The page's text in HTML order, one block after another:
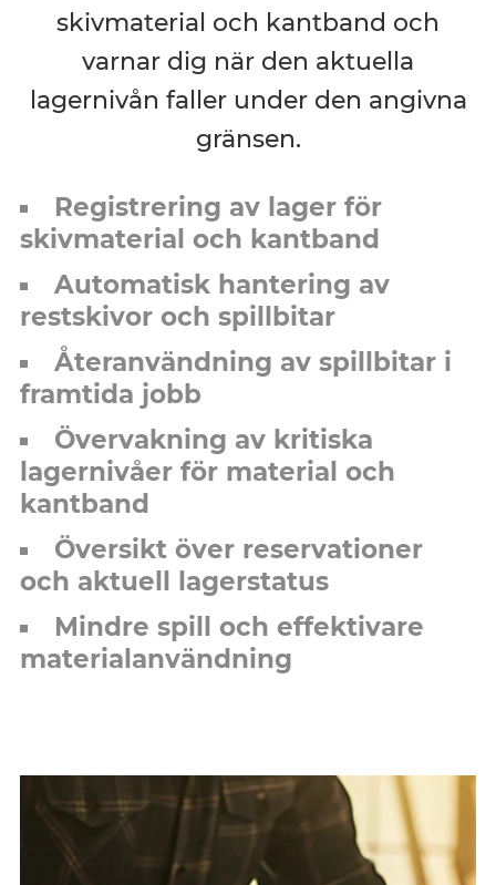
skivmaterial och kantband och
varnar dig när den aktuella
lagernivån faller under den angivna
gränsen.
Registrering av lager för
skivmaterial och kantband
Automatisk hantering av
restskivor och spillbitar
Återanvändning av spillbitar i
framtida jobb
Övervakning av kritiska
lagernivåer för material och
kantband
Översikt över reservationer
och aktuell lagerstatus
Mindre spill och effektivare
materialanvändning